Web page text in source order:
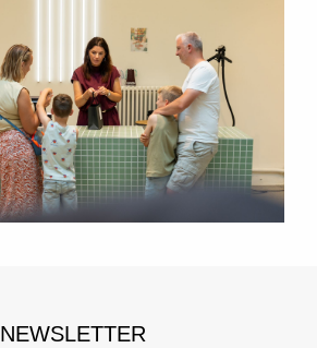
NEWSLETTER